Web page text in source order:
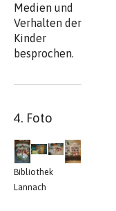
Medien und
Verhalten der
Kinder
besprochen.
4. Foto
Bibliothek
Lannach